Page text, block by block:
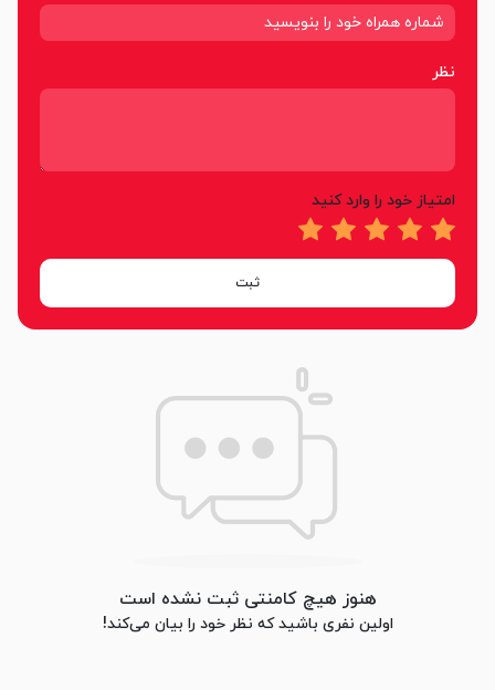
نظر
امتیاز خود را وارد کنید
ثبت
هنوز هیچ کامنتی ثبت نشده است
اولین نفری باشید که نظر خود را بیان می‌کند!